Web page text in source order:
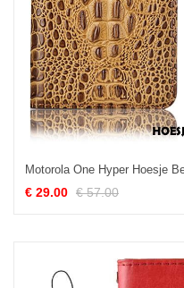
€ 29.00 € 57.00